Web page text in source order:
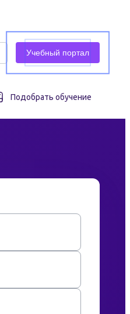
Учебный портал
Подобрать обучение